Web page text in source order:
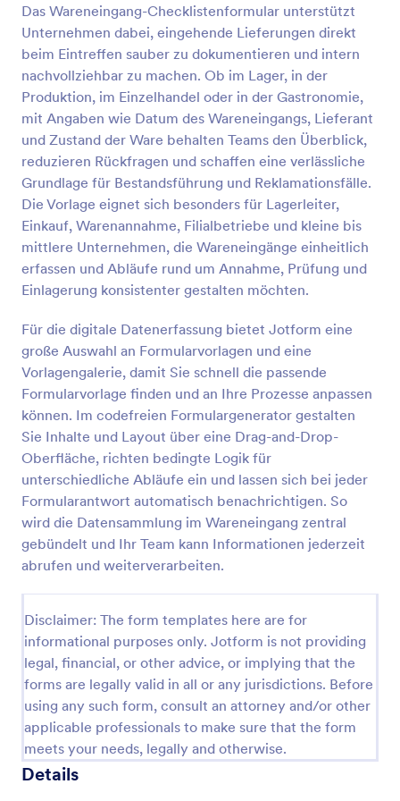
Das Wareneingang-Checklistenformular unterstützt
Unternehmen dabei, eingehende Lieferungen direkt
beim Eintreffen sauber zu dokumentieren und intern
nachvollziehbar zu machen. Ob im Lager, in der
Produktion, im Einzelhandel oder in der Gastronomie,
mit Angaben wie Datum des Wareneingangs, Lieferant
und Zustand der Ware behalten Teams den Überblick,
reduzieren Rückfragen und schaffen eine verlässliche
Grundlage für Bestandsführung und Reklamationsfälle.
Die Vorlage eignet sich besonders für Lagerleiter,
Einkauf, Warenannahme, Filialbetriebe und kleine bis
mittlere Unternehmen, die Wareneingänge einheitlich
erfassen und Abläufe rund um Annahme, Prüfung und
Einlagerung konsistenter gestalten möchten.
Für die digitale Datenerfassung bietet Jotform eine
große Auswahl an Formularvorlagen und eine
Vorlagengalerie, damit Sie schnell die passende
Formularvorlage finden und an Ihre Prozesse anpassen
können. Im codefreien Formulargenerator gestalten
Sie Inhalte und Layout über eine Drag-and-Drop-
Oberfläche, richten bedingte Logik für
unterschiedliche Abläufe ein und lassen sich bei jeder
Formularantwort automatisch benachrichtigen. So
wird die Datensammlung im Wareneingang zentral
gebündelt und Ihr Team kann Informationen jederzeit
abrufen und weiterverarbeiten.
Disclaimer: The form templates here are for
informational purposes only. Jotform is not providing
legal, financial, or other advice, or implying that the
forms are legally valid in all or any jurisdictions. Before
using any such form, consult an attorney and/or other
applicable professionals to make sure that the form
meets your needs, legally and otherwise.
Details
Vorschau
Checkliste Urlaub
Eine Vorlage für eine Urlaubscheckliste wird von
Einzelpersonen verwendet, um den Überblick über
die mit in den Urlaub zu bringenden Gegenstände
zu behalten.
Go to Category:
Checklisten-Formulare
Vorschau